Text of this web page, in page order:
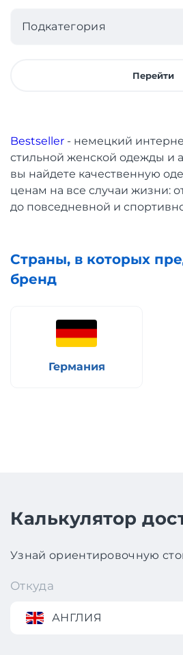
Подкатегория
Перейти
Bestseller - немецкий
стильной женской одежды и
вы найдете качественную
ценам на все случаи жизни:
до повседневной и
Страны, в которых
бренд
Германия
Калькулятор
Узнай ориентировочную
Откуда
АНГЛИЯ